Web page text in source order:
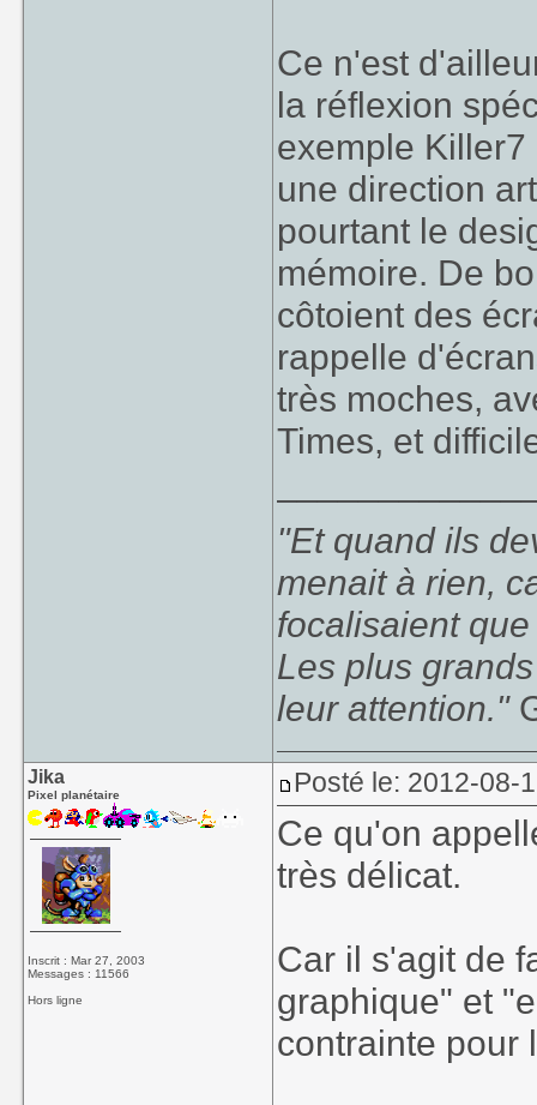
Ce n'est
la réflexion
exemple
une direction
pourtant le
mémoire. De
côtoient des
rappelle
très moches,
Times, et
"Et quand ils
menait à rien,
focalisaient
Les plus
leur attention."
Jika
Pixel planétaire
Inscrit : Mar 27, 2003
Messages : 11566
Hors ligne
Posté le: 2012-08-
Ce qu'on
très délicat.
Car il s'agit de
graphique" et
contrainte pour